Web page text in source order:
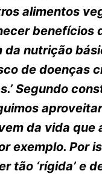
alimentos
benefícios
da nutrição
de doenças
Segundo
da vida que
exemplo. Por
tão ‘rígida’ e